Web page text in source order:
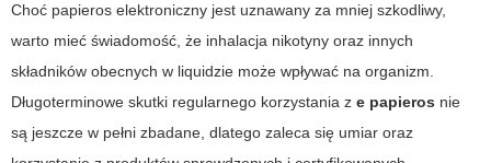
Choć papieros elektroniczny jest uznawany za mniej szkodliwy,
warto mieć świadomość, że inhalacja nikotyny oraz innych
składników obecnych w liquidzie może wpływać na organizm.
Długoterminowe skutki regularnego korzystania z e papieros nie
są jeszcze w pełni zbadane, dlatego zaleca się umiar oraz